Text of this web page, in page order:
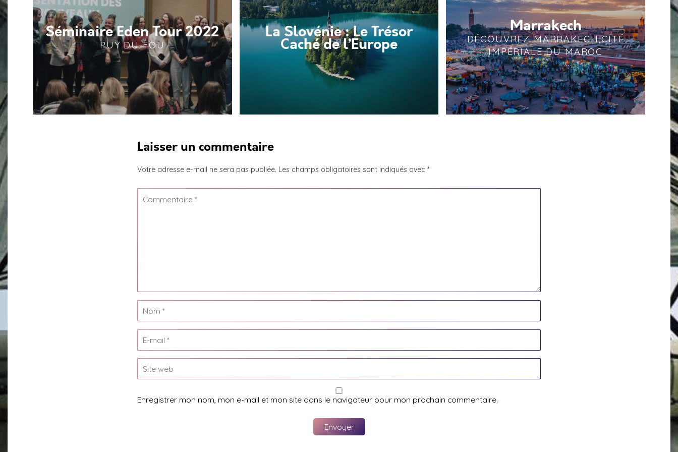
Séminaire Eden Tour 2022
PUY DU FOU
La Slovénie : Le Trésor
Caché de l’Europe
Marrakech
DÉCOUVREZ MARRAKECH,CITÉ
IMPÉRIALE DU MAROC
Laisser un commentaire
Votre adresse e-mail ne sera pas publiée. Les champs obligatoires sont indiqués avec *
Enregistrer mon nom, mon e-mail et mon site dans le navigateur pour mon prochain commentaire.